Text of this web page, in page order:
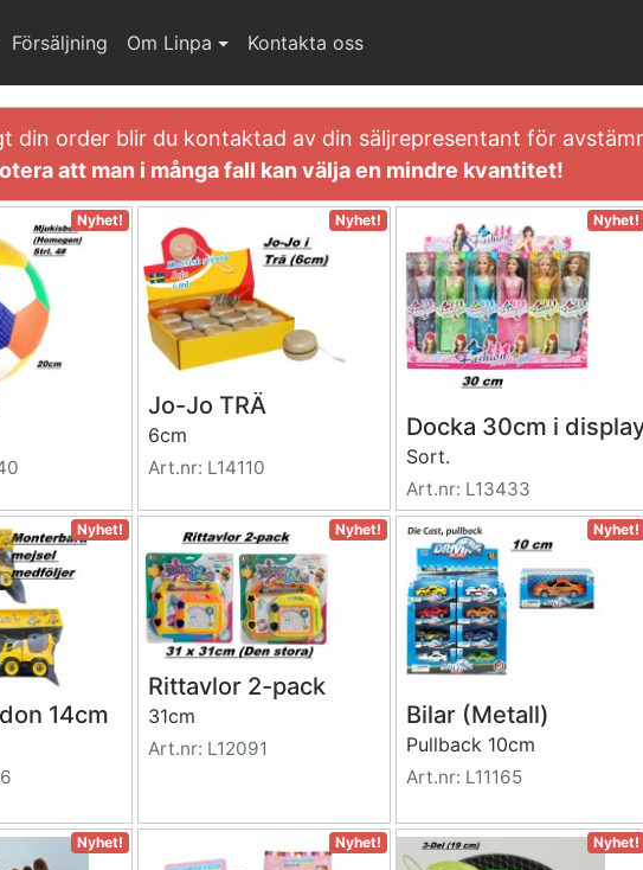
Försäljning Om Linpa Kontakta oss
din order blir du kontaktad av din säljrepresentant för
att man i många fall kan välja en mindre kvantitet!
Nyhet! Nyhet!
Jo-Jo TRÄ
6cm
Art.nr: L14110
Nyhet!
Docka 30cm i
Sort.
Art.nr: L13433
Nyhet!
14cm
Nyhet!
Rittavlor 2-pack
31cm
Art.nr: L12091
Nyhet!
Bilar (Metall)
Pullback 10cm
Art.nr: L11165
Nyhet! Nyhet! Nyhet!